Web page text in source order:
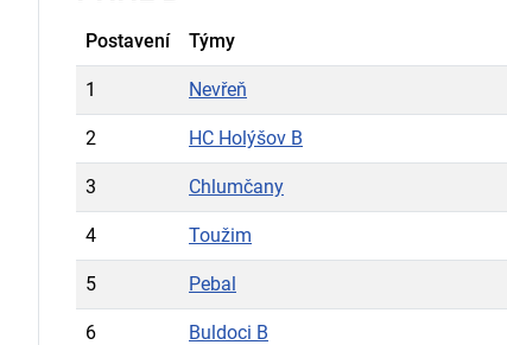
Postavení Týmy
1 Nevřeň
2 HC Holýšov B
3 Chlumčany
4 Toužim
5 Pebal
6 Buldoci B